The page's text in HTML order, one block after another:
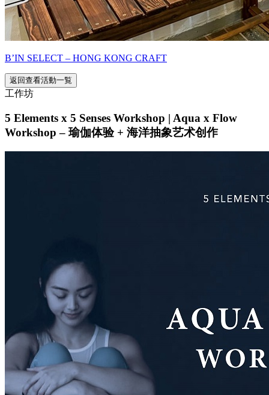
B’IN SELECT – HONG KONG CRAFT
返回查看活動一覧
工作坊
5 Elements x 5 Senses Workshop | Aqua x Flow
Workshop – 瑜伽体验 + 海洋抽象艺术创作